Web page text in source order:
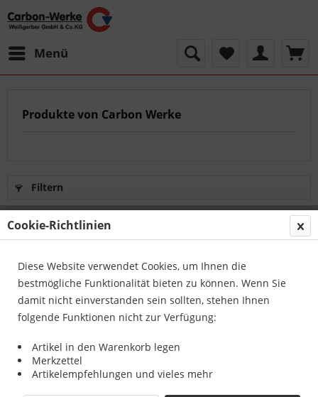
Menü
Produkte von Carbon Werke
Filtern
Vorherige Artikel laden
Cookie-Richtlinien
Diese Website verwendet Cookies, um Ihnen die
bestmögliche Funktionalität bieten zu können. Wenn Sie
damit nicht einverstanden sein sollten, stehen Ihnen
folgende Funktionen nicht zur Verfügung:
Artikel in den Warenkorb legen
Merkzettel
Artikelempfehlungen und vieles mehr